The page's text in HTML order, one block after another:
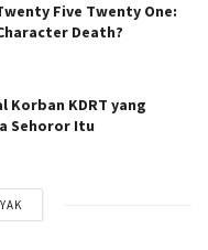
Five Twenty One:
Death?
Korban KDRT yang
Sehoror Itu